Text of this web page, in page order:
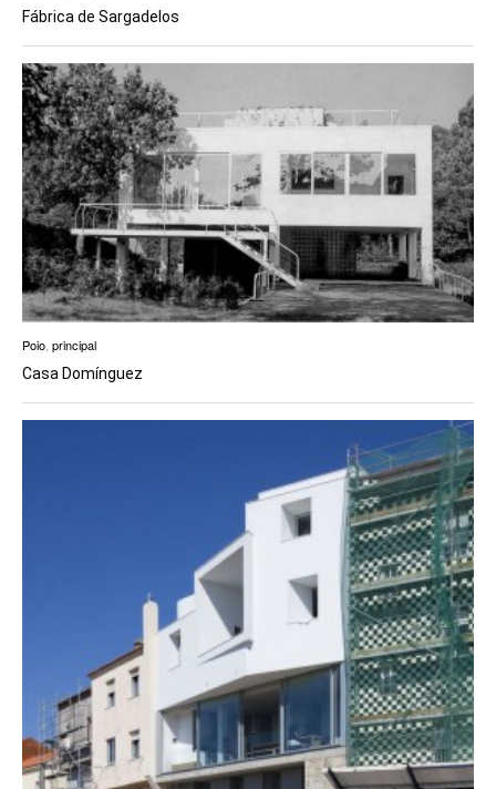
Fábrica de Sargadelos
Poio principal
Casa Domínguez